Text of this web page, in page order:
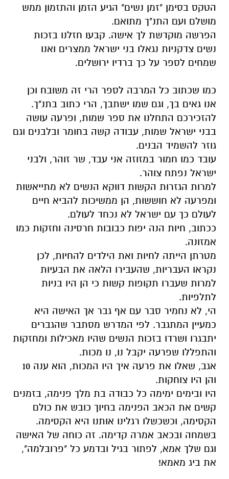
הטקס בסימן "זמן נשים" הגיע הזמן והתזמון ממש
מושלם ועם התנ"ך מתואם.
הפרשה מוקדשת לך אישה. קבעו חזלנו בזכות
נשים צדקניות נגאלו בני ישראל ממצרים ואנו
שמחים לספר על כך ברדיו ירושלים.
כמו שכתוב כל המרבה לספר הרי זה משובח וכן
אנו גאים בך, וגם שמו ישתבך, הרי כתוב בתנ"ך.
להזכירכם התחלנו את ספר שמות, ופרעה עושה
בבני ישראל שמות, עבודה קשה בחומר ובלבנים וגם
גוזר להשמיד הבנים.
עובד כמו חמור במזוזה אני עבד, שר זוהר, ולבני
ישראל נפתח צוהר.
למרות הגזרות הקשות דווקא הנשים לא מתייאשות
ומפרעה לא חוששות, הן ממשיכות להביא חיים
לעולם כך עם ישראל לא נכחד לעולם.
ככתוב, חיות הנה יפות כבובות חרסינה וחזקות כמו
אמזונה.
מטרתן הייתה לחיות ואת הילדים להחיות, לכן
נקראו העבריות, שהעבירו הלאה את הבעיות
למרות שעברו תקופות קשות כי הן היו בניות
לתלפיות.
הי, לא נחמיר סבר עם אף גבר אך האישה היא
כמעיין המתגבר. לפי המדרש מסתבר שהגברים
יתבגרו ושרדו בזכות הנשים שהיו מאכילות ומחזקות
והתפללו שפרעה יקבל נו, נו מכות.
אגב, שאלו את פרעה איך היו המכות, הוא ענה 10
והן היו צוחקות.
היו ובימים ימימה כל כבודה בת מלך פנימה, בזמנים
קשים את הכאב הפנימה בחיוך כובש את כולם
הקסימה, וכשכשלו רגלינו אותנו היא הקסימה.
בשמחה ובכאב אמרה קדימה. זה כוחה של האישה
וגם שלך אמא, לפתור בגיל ובדמע כל "פרובלמה",
את ביג מאמא!